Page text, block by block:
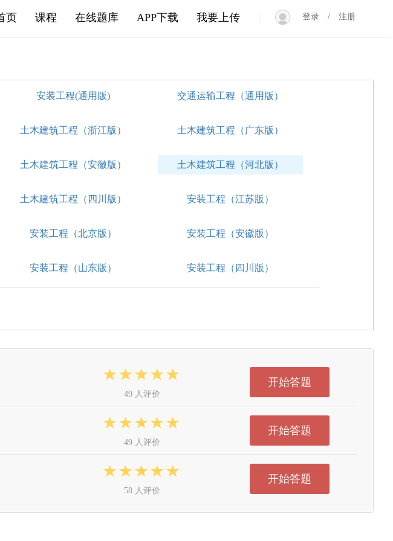
登录 / 注册
我要上传
APP下载
在线题库
课程
页
安装工程(通用版) 交通运输工程（通用版）
土木建筑工程（浙江版） 土木建筑工程（广东版）
土木建筑工程（安徽版） 土木建筑工程（河北版）
土木建筑工程（四川版） 安装工程（江苏版）
安装工程（北京版） 安装工程（安徽版）
安装工程（山东版） 安装工程（四川版）
49 人评价
开始答题
49 人评价
开始答题
58 人评价
开始答题